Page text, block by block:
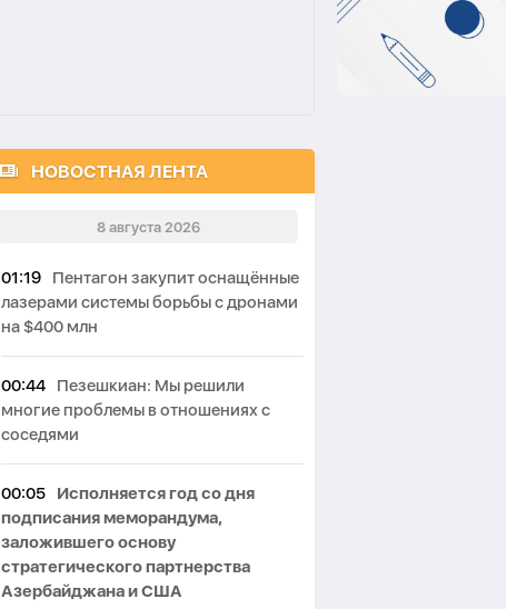
НОВОСТНАЯ ЛЕНТА
8 августа 2026
01:19
Пентагон закупит оснащённые
лазерами системы борьбы с дронами
на $400 млн
00:44
Пезешкиан: Мы решили
многие проблемы в отношениях с
соседями
00:05
Исполняется год со дня
подписания меморандума,
заложившего основу
стратегического партнерства
Азербайджана и США